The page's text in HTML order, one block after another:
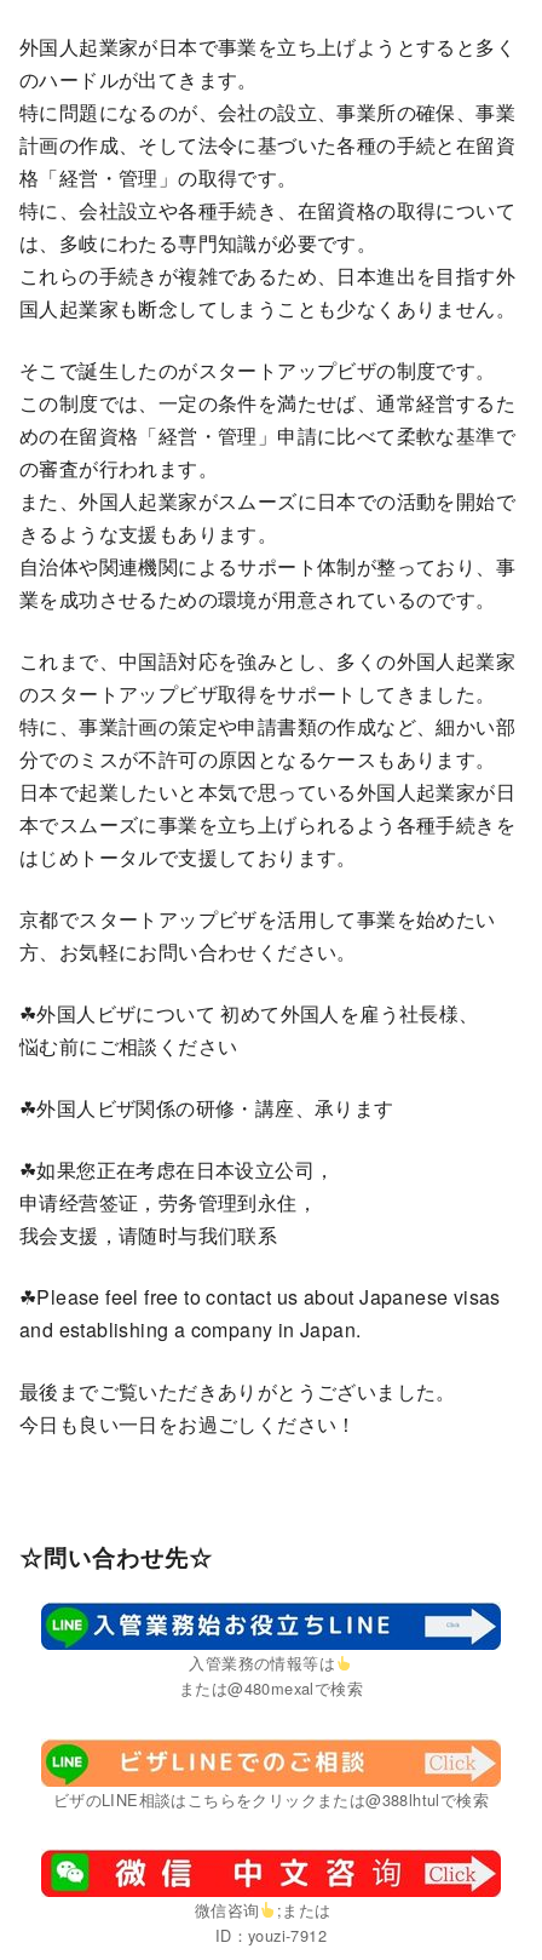
外国人起業家が日本で事業を立ち上げようとすると多く
のハードルが出てきます。
特に問題になるのが、会社の設立、事業所の確保、事業
計画の作成、そして法令に基づいた各種の手続と在留資
格「経営・管理」の取得です。
特に、会社設立や各種手続き、在留資格の取得について
は、多岐にわたる専門知識が必要です。
これらの手続きが複雑であるため、日本進出を目指す外
国人起業家も断念してしまうことも少なくありません。
そこで誕生したのがスタートアップビザの制度です。
この制度では、一定の条件を満たせば、通常経営するた
めの在留資格「経営・管理」申請に比べて柔軟な基準で
の審査が行われます。
また、外国人起業家がスムーズに日本での活動を開始で
きるような支援もあります。
自治体や関連機関によるサポート体制が整っており、事
業を成功させるための環境が用意されているのです。
これまで、中国語対応を強みとし、多くの外国人起業家
のスタートアップビザ取得をサポートしてきました。
特に、事業計画の策定や申請書類の作成など、細かい部
分でのミスが不許可の原因となるケースもあります。
日本で起業したいと本気で思っている外国人起業家が日
本でスムーズに事業を立ち上げられるよう各種手続きを
はじめトータルで支援しております。
京都でスタートアップビザを活用して事業を始めたい
方、お気軽にお問い合わせください。
☘外国人ビザについて 初めて外国人を雇う社長様、
悩む前にご相談ください
☘外国人ビザ関係の研修・講座、承ります
☘如果您正在考虑在日本设立公司，
申请经营签证，劳务管理到永住，
我会支援，请随时与我们联系
☘Please feel free to contact us about Japanese visas
and establishing a company in Japan.
最後までご覧いただきありがとうございました。
今日も良い一日をお過ごしください！
☆問い合わせ先☆
入管業務の情報等は
または@480mexalで検索
ビザのLINE相談はこちらをクリックまたは@388lhtulで検索
微信咨询
;または
ID：youzi-7912